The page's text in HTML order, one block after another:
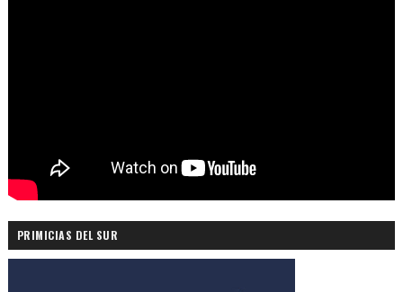
PRIMICIAS DEL SUR